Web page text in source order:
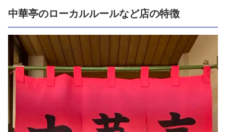
中華亭のローカルルールなど店の特徴